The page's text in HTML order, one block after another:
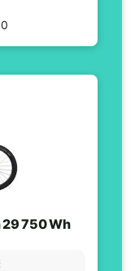
29 750 Wh